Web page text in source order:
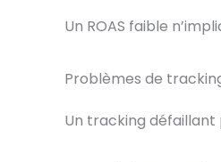
Un ROAS faible
Problèmes de
Un tracking défaillant